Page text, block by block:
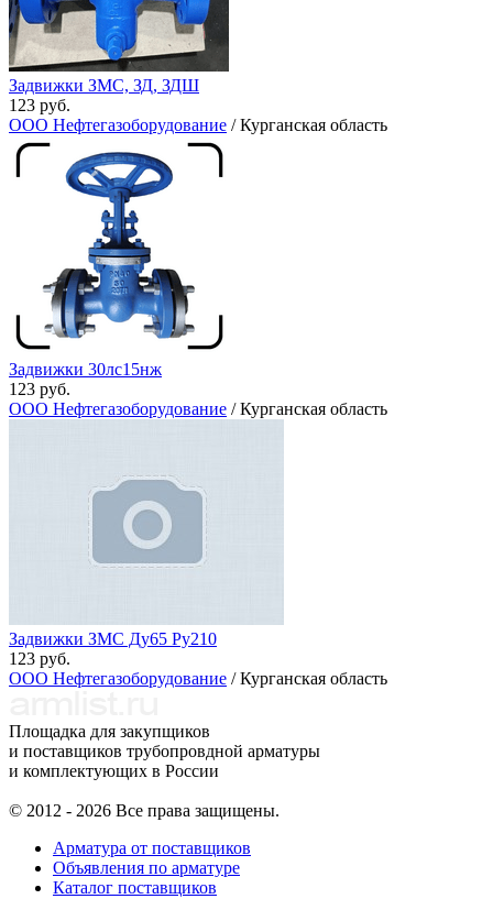
Задвижки ЗМС, ЗД, ЗДШ
123 руб.
ООО Нефтегазоборудование / Курганская область
Задвижки 30лс15нж
123 руб.
ООО Нефтегазоборудование / Курганская область
Задвижки ЗМС Ду65 Ру210
123 руб.
ООО Нефтегазоборудование / Курганская область
Площадка для закупщиков
и поставщиков трубопровдной арматуры
и комплектующих в России
© 2012 - 2026 Все права защищены.
Арматура от поставщиков
Объявления по арматуре
Каталог поставщиков